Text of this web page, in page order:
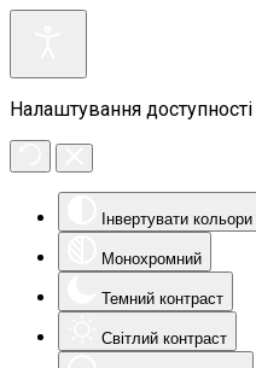
Налаштування доступності
Інвертувати кольори
Монохромний
Темний контраст
Світлий контраст